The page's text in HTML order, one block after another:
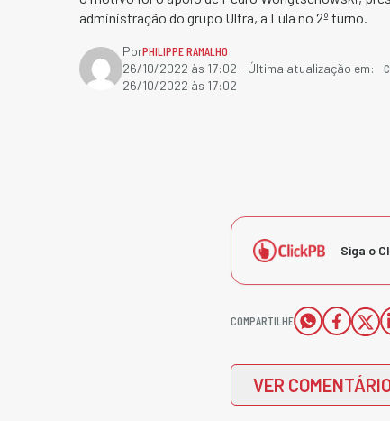
administração do grupo Ultra, a Lula no 2º turno.
PorPHILIPPE RAMALHO
26/10/2022 às 17:02 - Última atualização em:
26/10/2022 às 17:02
Siga o
COMPARTILHE
VER